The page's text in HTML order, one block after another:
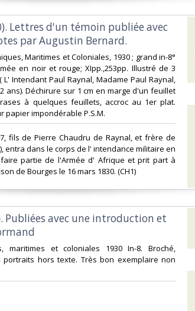
Lettres d'un témoin publiée avec
par Augustin Bernard.‎
Maritimes et Coloniales, 1930 ; grand in-8°
en noir et rouge; XIpp.,253pp. Illustré de 3
Intendant Paul Raynal, Madame Paul Raynal,
ans). Déchirure sur 1 cm en marge d'un feuillet
à quelques feuillets, accroc au 1er plat.
papier impondérable P.S.M.‎
fils de Pierre Chaudru de Raynal, et frère de
entra dans le corps de l' intendance militaire en
partie de l'Armée d' Afrique et prit part à
de Bourges le 16 mars 1830. (CH1)
Publiées avec une introduction et
maritimes et coloniales 1930 In-8. Broché,
portraits hors texte. Très bon exemplaire non